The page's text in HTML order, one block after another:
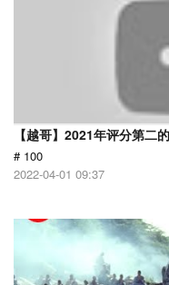
【越哥】2021年评分第二
# 100
2022-04-01 09:37